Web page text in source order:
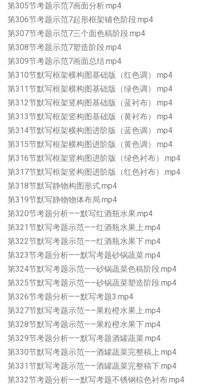
第305节考题示范7画面分析.mp4
第306节考题示范7起形框架铺色阶段.mp4
第307节考题示范7三个面色稿阶段.mp4
第308节考题示范7塑造阶段.mp4
第309节考题示范7画面总结.mp4
第310节默写框架横构图基础版（红色调）.mp4
第311节默写框架横构图基础版（绿色调）.mp4
第312节默写框架竖构图基础版（蓝衬布）.mp4
第313节默写框架竖构图基础版（黄衬布）.mp4
第314节默写框架横构图进阶版（蓝色调）.mp4
第315节默写框架横构图进阶版（黄色调）.mp4
第316节默写框架竖构图进阶版（绿色衬布）.mp4
第317节默写框架竖构图进阶版（红色衬布）.mp4
第318节默写静物构图形式.mp4
第319节默写静物物体布局.mp4
第320节考题分析——默写红酒瓶水果.mp4
第321节默写考题示范——红酒瓶水果上.mp4
第322节默写考题示范——红酒瓶水果下.mp4
第323节考题分析——默写考题砂锅蔬菜.mp4
第324节默写考题示范——砂锅蔬菜色稿阶段.mp4
第325节默写考题示范——砂锅蔬菜塑造阶段.mp4
第326节考题分析——默写考题3.mp4
第327节默写考题示范——果粒橙水果上.mp4
第328节默写考题示范——果粒橙水果下.mp4
第329节考题分析——默写考题酒罐蔬菜.mp4
第330节默写考题示范——酒罐蔬菜完整稿上.mp4
第331节默写考题示范——酒罐蔬菜完整稿下.mp4
第332节考题分析——默写考题不锈钢棕色衬布.mp4